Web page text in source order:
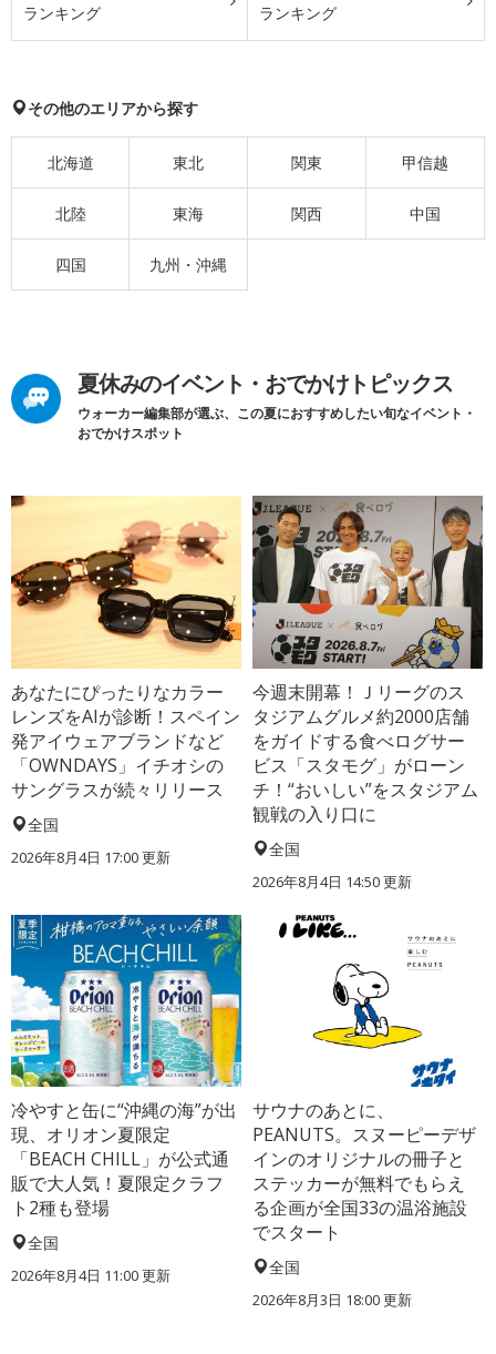
ランキング
ランキング
その他のエリアから探す
北海道 東北 関東 甲信越
北陸 東海 関西 中国
四国 九州・沖縄
夏休みのイベント・おでかけトピックス
ウォーカー編集部が選ぶ、この夏におすすめしたい旬なイベント・
おでかけスポット
あなたにぴったりなカラー
レンズをAIが診断！スペイン
発アイウェアブランドなど
「OWNDAYS」イチオシの
サングラスが続々リリース
全国
2026年8月4日 17:00更新
今週末開幕！Ｊリーグのス
タジアムグルメ約2000店舗
をガイドする食べログサー
ビス「スタモグ」がローン
チ！“おいしい”をスタジアム
観戦の入り口に
全国
2026年8月4日 14:50更新
冷やすと缶に“沖縄の海”が出
現、オリオン夏限定
「BEACH CHILL」が公式通
販で大人気！夏限定クラフ
ト2種も登場
全国
2026年8月4日 11:00更新
サウナのあとに、
PEANUTS。スヌーピーデザ
インのオリジナルの冊子と
ステッカーが無料でもらえ
る企画が全国33の温浴施設
でスタート
全国
2026年8月3日 18:00更新